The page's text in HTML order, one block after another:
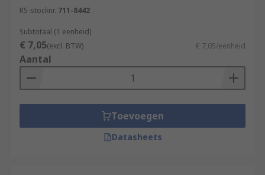
RS-stocknr. 711-8442
Subtotaal (1 eenheid)
€ 7,05(excl. BTW) € 7,05/eenheid
Aantal
Toevoegen
Datasheets